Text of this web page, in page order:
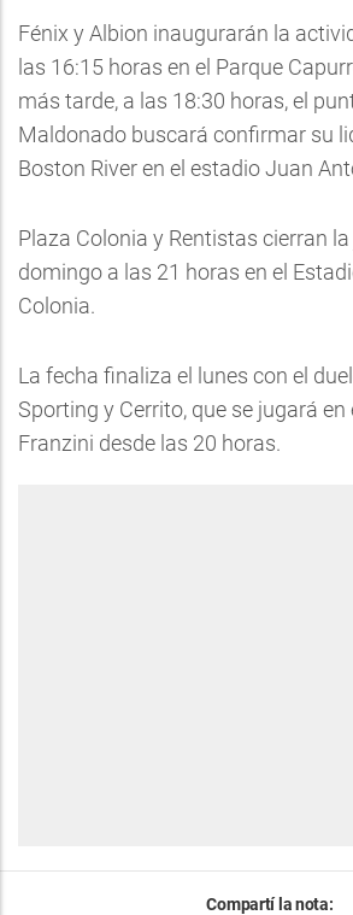
Fénix y Albion inaugurarán la
las 16:15 horas en el Parque
más tarde, a las 18:30 horas, el
Maldonado buscará confirmar su
Boston River en el estadio Juan
Plaza Colonia y Rentistas cierran
domingo a las 21 horas en el
Colonia.
La fecha finaliza el lunes con el
Sporting y Cerrito, que se jugará en
Franzini desde las 20 horas.
Compartí la nota: